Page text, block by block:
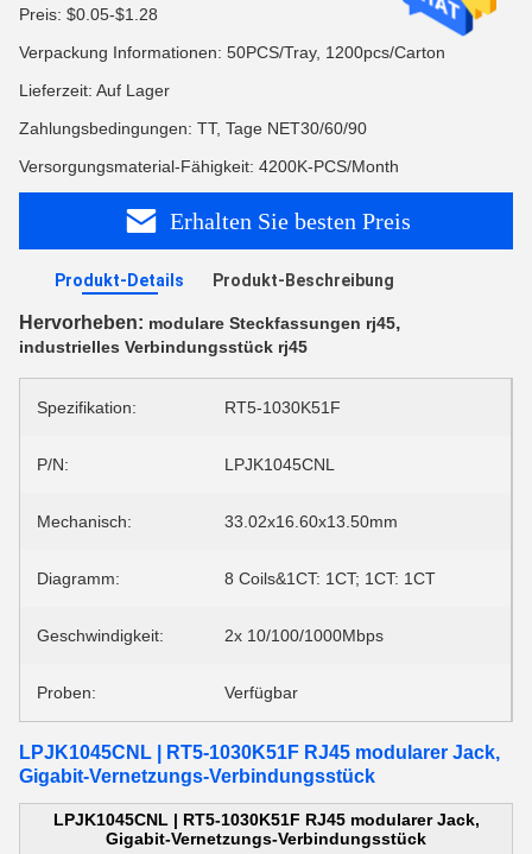
Preis: $0.05-$1.28
Verpackung Informationen: 50PCS/Tray, 1200pcs/Carton
Lieferzeit: Auf Lager
Zahlungsbedingungen: TT, Tage NET30/60/90
Versorgungsmaterial-Fähigkeit: 4200K-PCS/Month
Erhalten Sie besten Preis
Produkt-Details Produkt-Beschreibung
Hervorheben: modulare Steckfassungen rj45,
industrielles Verbindungsstück rj45
Spezifikation: RT5-1030K51F
P/N: LPJK1045CNL
Mechanisch: 33.02x16.60x13.50mm
Diagramm: 8 Coils&1CT: 1CT; 1CT: 1CT
Geschwindigkeit: 2x 10/100/1000Mbps
Proben: Verfügbar
LPJK1045CNL | RT5-1030K51F RJ45 modularer Jack,
Gigabit-Vernetzungs-Verbindungsstück
LPJK1045CNL | RT5-1030K51F RJ45 modularer Jack,
Gigabit-Vernetzungs-Verbindungsstück